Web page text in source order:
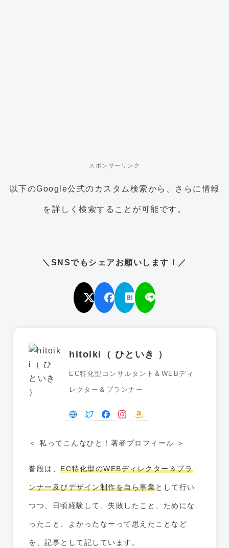
スポンサーリンク
以下のGoogle公式のカスタム検索から、さらに情報
を詳しく検索することが可能です。
＼SNSでもシェアお願いします！／
hitoiki（ ひといき ）
EC特化型コンサルタント＆WEBディ
レクター＆プランナー
＜ 私ってこんなひと！著者プロフィール ＞
普段は、 EC特化型のWEBディレクター＆プラ
ンナー及びデザイン制作を自ら事業として行い
つつ、日頃経験して、失敗したこと、ためにな
ったこと、よかったなーって思えたことなど
を、記事として記しています。